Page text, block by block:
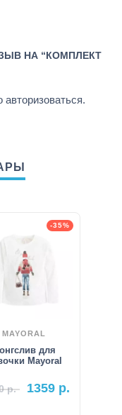
НА “КОМПЛЕКТ
авторизоваться.
-35%
MAYORAL
для
Mayoral
р. 1359 р.